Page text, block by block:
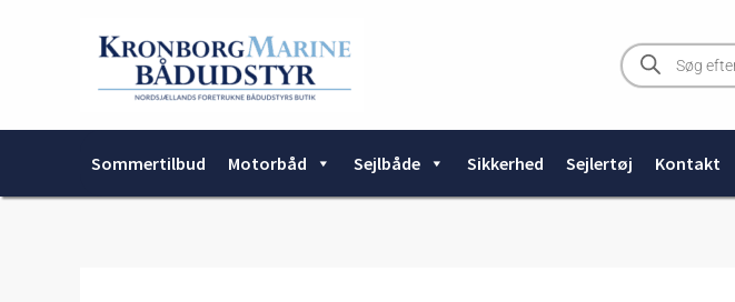
Products
search
Sommertilbud Motorbåd Sejlbåde Sikkerhed Sejlertøj Kontakt